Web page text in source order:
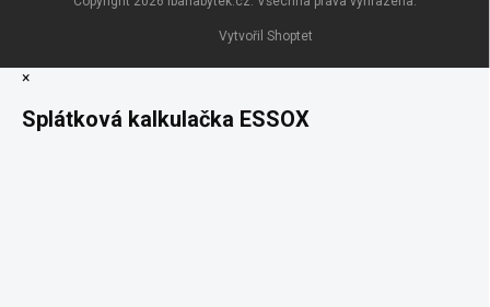
Vytvořil Shoptet
×
Splátková kalkulačka ESSOX